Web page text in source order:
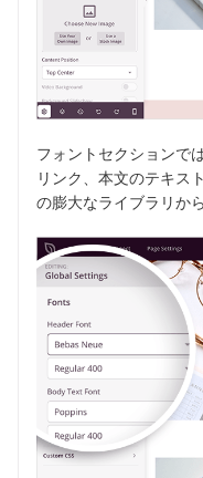
フォントセクションで
リンク、本文のテキス
の膨大なライブラリか